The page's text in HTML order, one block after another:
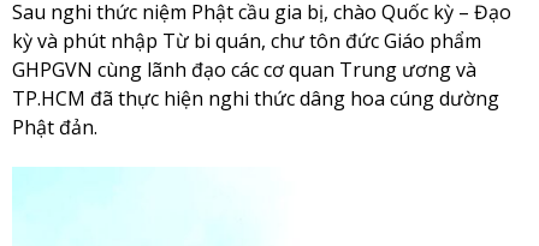
Sau nghi thức niệm Phật cầu gia bị, chào Quốc kỳ – Đạo
kỳ và phút nhập Từ bi quán, chư tôn đức Giáo phẩm
GHPGVN cùng lãnh đạo các cơ quan Trung ương và
TP.HCM đã thực hiện nghi thức dâng hoa cúng dường
Phật đản.